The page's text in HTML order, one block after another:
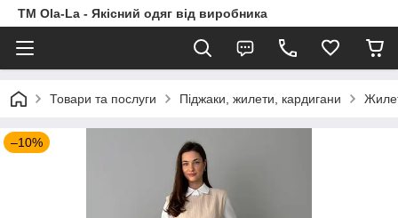
TM Ola-La - Якісний одяг від виробника
Товари та послуги Піджаки, жилети, кардигани
–10%